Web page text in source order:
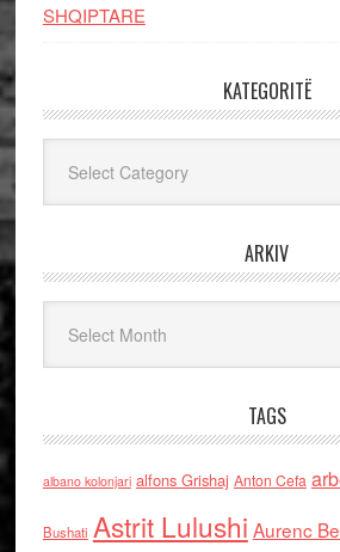
SHQIPTARE
KATEGORITË
ARKIV
TAGS
albano kolonjari alfons Grishaj Anton Cefa
Bushati Astrit Lulushi Aurenc